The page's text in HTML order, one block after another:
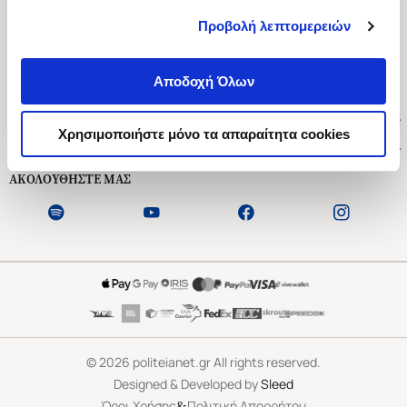
Προβολή λεπτομερειών
Αποδοχή Όλων
Χρησιμοποιήστε μόνο τα απαραίτητα cookies
Ασκληπιού 1-3, Αθήνα 106 79
Δευτέρα - Παρασκευή 09:00-21:00
Εξυπηρέτηση Πελατών
ΑΚΟΛΟΥΘΗΣΤΕ ΜΑΣ
©2026 politeianet.gr All rights reserved.
Designed & Developed bySleed